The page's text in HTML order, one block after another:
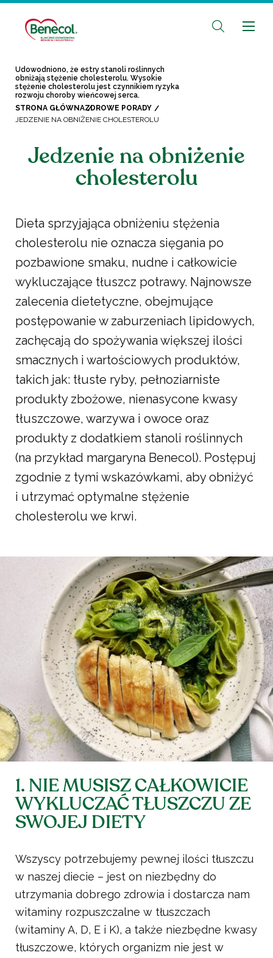
Udowodniono, że estry stanoli roślinnych
obniżają stężenie cholesterolu. Wysokie
stężenie cholesterolu jest czynnikiem ryzyka
rozwoju choroby wieńcowej serca.
STRONA GŁÓWNAZDROWE PORADY
JEDZENIE NA OBNIŻENIE CHOLESTEROLU
Jedzenie na obniżenie
cholesterolu
Dieta sprzyjająca obniżeniu stężenia
cholesterolu nie oznacza sięgania po
pozbawione smaku, nudne i całkowicie
wykluczające tłuszcz potrawy. Najnowsze
zalecenia dietetyczne, obejmujące
postępowanie w zaburzeniach lipidowych,
zachęcają do spożywania większej ilości
smacznych i wartościowych produktów,
takich jak: tłuste ryby, pełnoziarniste
produkty zbożowe, nienasycone kwasy
tłuszczowe, warzywa i owoce oraz
produkty z dodatkiem stanoli roślinnych
(na przykład margaryna Benecol). Postępuj
zgodnie z tymi wskazówkami, aby obniżyć
i utrzymać optymalne stężenie
cholesterolu we krwi.
1. NIE MUSISZ CAŁKOWICIE
WYKLUCZAĆ TŁUSZCZU ZE
SWOJEJ DIETY
Wszyscy potrzebujemy pewnej ilości tłuszczu
w naszej diecie – jest on niezbędny do
utrzymania dobrego zdrowia i dostarcza nam
witaminy rozpuszczalne w tłuszczach
(witaminy A, D, E i K), a także niezbędne kwasy
tłuszczowe, których organizm nie jest w